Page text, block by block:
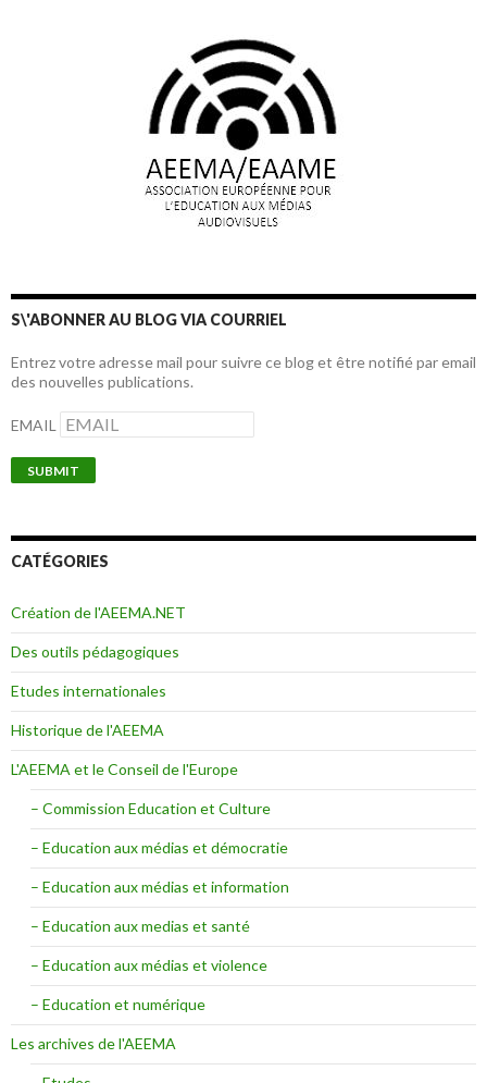
S\'ABONNER AU BLOG VIA COURRIEL
Entrez votre adresse mail pour suivre ce blog et être notifié par email
des nouvelles publications.
EMAIL
CATÉGORIES
Création de l'AEEMA.NET
Des outils pédagogiques
Etudes internationales
Historique de l'AEEMA
L'AEEMA et le Conseil de l'Europe
– Commission Education et Culture
– Education aux médias et démocratie
– Education aux médias et information
– Education aux medias et santé
– Education aux médias et violence
– Education et numérique
Les archives de l'AEEMA